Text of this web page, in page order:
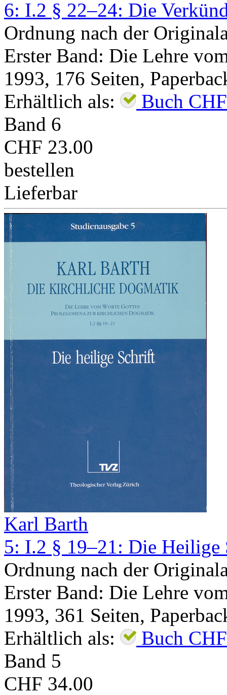
6: I.2 § 22–24: Die
Ordnung nach der
Erster Band: Die Lehre
1993, 176 Seiten,
Erhältlich als:
Buch
Band 6
CHF 23.00
bestellen
Lieferbar
Karl Barth
5: I.2 § 19–21: Die Heilige
Ordnung nach der
Erster Band: Die Lehre
1993, 361 Seiten,
Erhältlich als:
Buch
Band 5
CHF 34.00